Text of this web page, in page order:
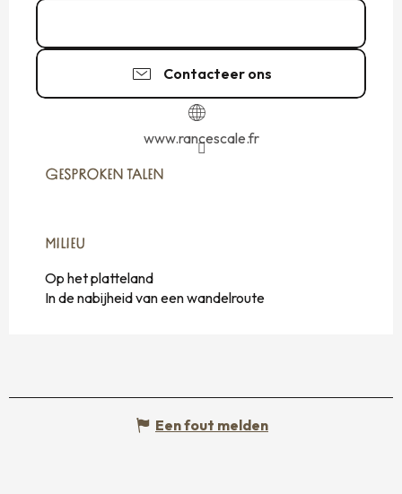
Contacteer ons
www.rancescale.fr
GESPROKEN TALEN
GESPROKEN TALEN
MILIEU
MILIEU
Op het platteland
In de nabijheid van een wandelroute
Een fout melden